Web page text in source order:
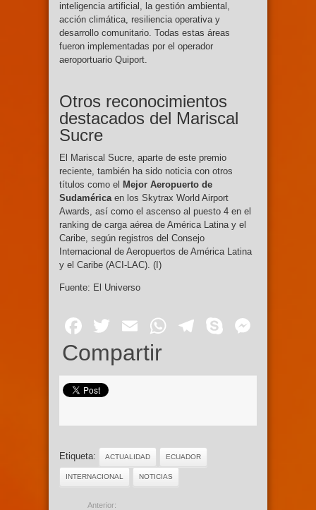
inteligencia artificial, la gestión ambiental,
acción climática, resiliencia operativa y
desarrollo comunitario. Todas estas áreas
fueron implementadas por el operador
aeroportuario Quiport.
Otros reconocimientos
destacados del Mariscal
Sucre
El Mariscal Sucre, aparte de este premio
reciente, también ha sido noticia con otros
títulos como el Mejor Aeropuerto de
Sudaméricaen los Skytrax World Airport
Awards, así como el ascenso al puesto 4 en el
ranking de carga aérea de América Latina y el
Caribe, según registros del Consejo
Internacional de Aeropuertos de América Latina
y el Caribe (ACI-LAC). (I)
Fuente: El Universo
Facebook
Twitter
EmailWhatsApp
Telegram
Skype
Compartir
Etiqueta: ACTUALIDAD ECUADOR
INTERNACIONAL NOTICIAS
Anterior: